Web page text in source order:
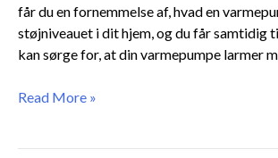
får du en fornemmelse af, hvad en
støjniveauet i dit hjem, og du får samtidig
kan sørge for, at din varmepumpe larmer
Read More »